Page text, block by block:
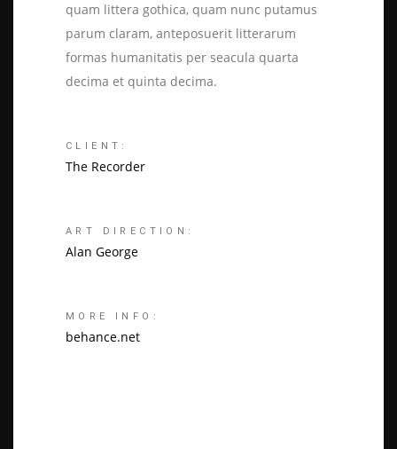
quam littera gothica, quam nunc putamus
parum claram, anteposuerit litterarum
formas humanitatis per seacula quarta
decima et quinta decima.
CLIENT:
The Recorder
ART DIRECTION:
Alan George
MORE INFO:
behance.net